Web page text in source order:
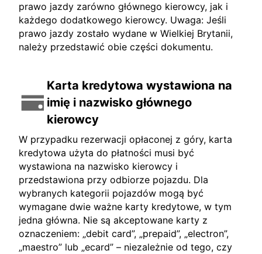
prawo jazdy zarówno głównego kierowcy, jak i
każdego dodatkowego kierowcy. Uwaga: Jeśli
prawo jazdy zostało wydane w Wielkiej Brytanii,
należy przedstawić obie części dokumentu.
Karta kredytowa wystawiona na
imię i nazwisko głównego
kierowcy
W przypadku rezerwacji opłaconej z góry, karta
kredytowa użyta do płatności musi być
wystawiona na nazwisko kierowcy i
przedstawiona przy odbiorze pojazdu. Dla
wybranych kategorii pojazdów mogą być
wymagane dwie ważne karty kredytowe, w tym
jedna główna. Nie są akceptowane karty z
oznaczeniem: „debit card”, „prepaid”, „electron”,
„maestro” lub „ecard” – niezależnie od tego, czy